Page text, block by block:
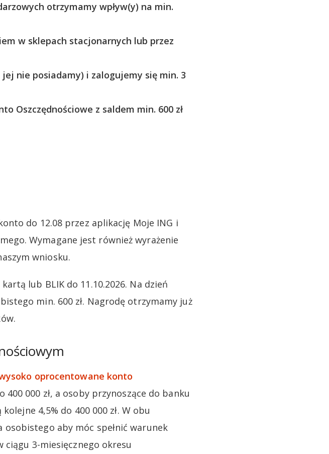
otrzymamy wpływ(y) na min.
w sklepach stacjonarnych lub przez
nie posiadamy) i zalogujemy się min. 3
Oszczędnościowe z saldem min. 600 zł
do 12.08 przez aplikację Moje ING i
Wymagane jest również wyrażenie
wniosku.
lub BLIK do 11.10.2026. Na dzień
min. 600 zł. Nagrodę otrzymamy już
oprocentowane konto
400 000 zł, a osoby przynoszące do banku
4,5% do 400 000 zł. W obu
aby móc spełnić warunek
ciągu 3-miesięcznego okresu